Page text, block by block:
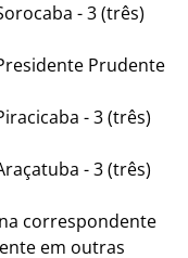
- 3 (três)
Prudente
- 3 (três)
- 3 (três)
correspondente
em outras